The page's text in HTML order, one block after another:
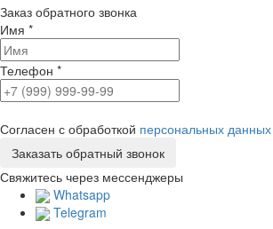
Заказ обратного звонка
Имя *
Телефон *
Согласен с обработкой персональных данных
Свяжитесь через мессенджеры
Whatsapp
Telegram